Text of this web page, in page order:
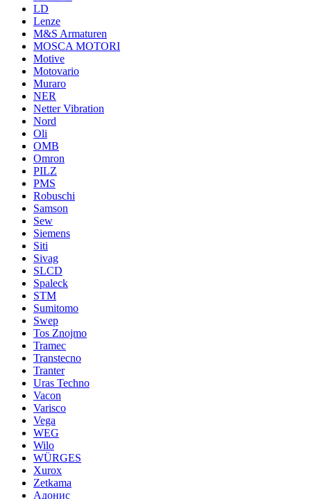
LD
Lenze
M&S Armaturen
MOSCA MOTORI
Motive
Motovario
Muraro
NER
Netter Vibration
Nord
Oli
OMB
Omron
PILZ
PMS
Robuschi
Samson
Sew
Siemens
Siti
Sivag
SLCD
Spaleck
STM
Sumitomo
Swep
Tos Znojmo
Tramec
Transtecno
Tranter
Uras Techno
Vacon
Varisco
Vega
WEG
Wilo
WÜRGES
Xurox
Zetkama
Адонис